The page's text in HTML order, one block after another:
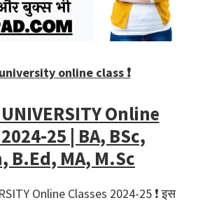
online class ❗️
Online
25 | BA, BSc,
B.Ed, MA, M.Sc
Online Classes 2024-25 ❗️ इस